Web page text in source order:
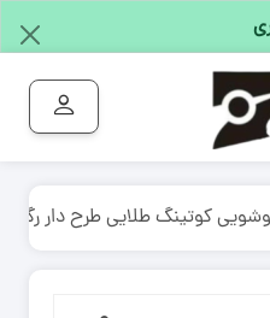
کوتینگ طلایی طرح دار رگه دار ۴۰*۶۰